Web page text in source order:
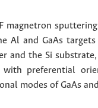
magnetron
Al and GaAs
and the Si
preferential
modes of GaAs